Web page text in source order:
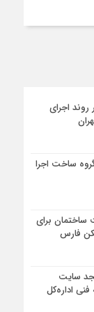
روند اجرای
ساخت اجرا
ساختمان برای
فارس
سایت
اداره‌کل